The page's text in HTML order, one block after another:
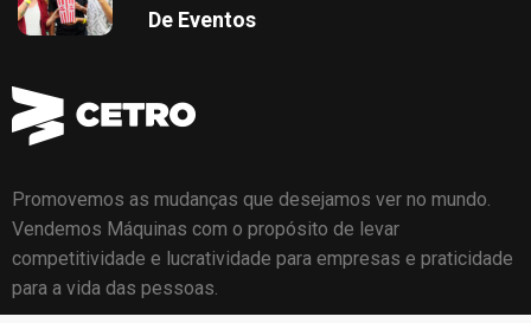
De Eventos
Promovemos as mudanças que desejamos ver no mundo.
Vendemos Máquinas com o propósito de levar
competitividade e lucratividade para empresas e praticidade
para a vida das pessoas.